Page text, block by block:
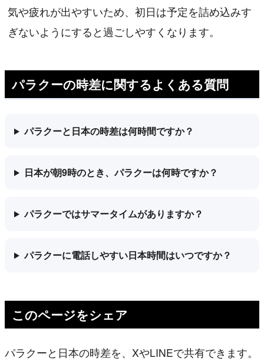
気や疲れが出やすいため、初日は予定を詰め込みす
ぎないようにすると過ごしやすくなります。
パラクーの時差に関するよくある質問
パラクーと日本の時差は何時間ですか？
日本が朝9時のとき、パラクーは何時ですか？
パラクーではサマータイムがありますか？
パラクーに電話しやすい日本時間はいつですか？
このページをシェア
パラクーと日本の時差を、XやLINEで共有できます。